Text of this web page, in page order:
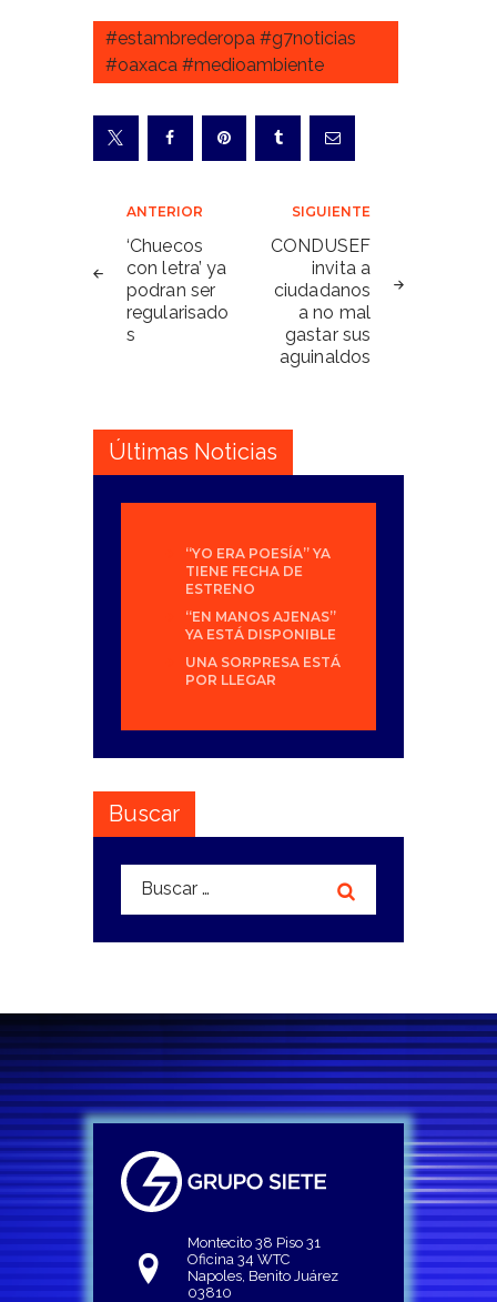
#estambrederopa #g7noticias
#oaxaca #medioambiente
Navegación
de
entradas
ANTERIOR
‘Chuecos
con letra’ ya
podran ser
regularisado
s
SIGUIENTE
CONDUSEF
invita a
ciudadanos
a no mal
gastar sus
aguinaldos
Últimas Noticias
“YO ERA POESÍA” YA
TIENE FECHA DE
ESTRENO
“EN MANOS AJENAS”
YA ESTÁ DISPONIBLE
UNA SORPRESA ESTÁ
POR LLEGAR
Buscar
Buscar:
Montecito 38 Piso 31
Oficina 34 WTC
Napoles, Benito Juárez
03810